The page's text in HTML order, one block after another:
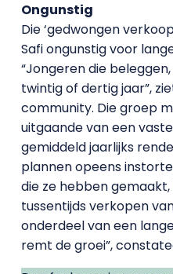
Ongunstig
Die ‘gedwongen
Safi ongunstig voor
“Jongeren die
twintig of dertig jaar”,
community. Die groep
uitgaande van een
gemiddeld jaarlijks
plannen opeens
die ze hebben
tussentijds verkopen
onderdeel van een
remt de groei”,